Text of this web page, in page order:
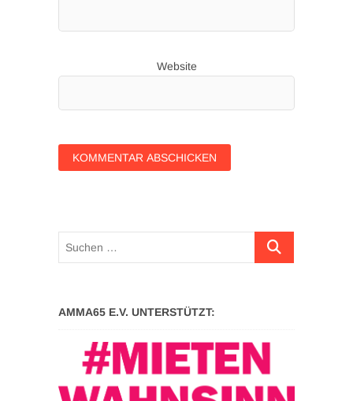
Website
Suchen …
AMMA65 E.V. UNTERSTÜTZT: